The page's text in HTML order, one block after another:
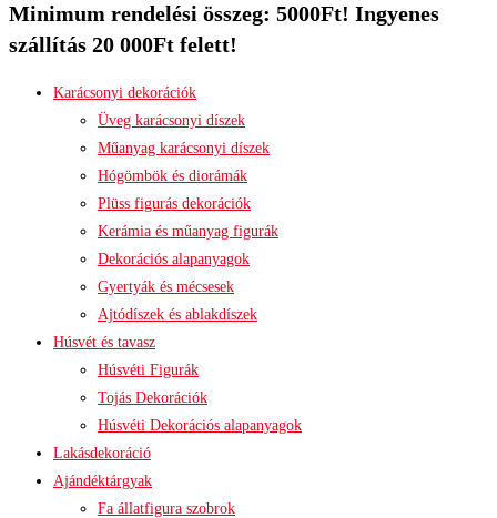
Minimum rendelési összeg: 5000Ft! Ingyenes
szállítás 20 000Ft felett!
Karácsonyi dekorációk
Üveg karácsonyi díszek
Műanyag karácsonyi díszek
Hógömbök és diorámák
Plüss figurás dekorációk
Kerámia és műanyag figurák
Dekorációs alapanyagok
Gyertyák és mécsesek
Ajtódíszek és ablakdíszek
Húsvét és tavasz
Húsvéti Figurák
Tojás Dekorációk
Húsvéti Dekorációs alapanyagok
Lakásdekoráció
Ajándéktárgyak
Fa állatfigura szobrok